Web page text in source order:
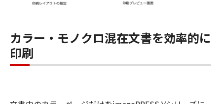
カラー・モノクロ混在文書を効率的に
印刷